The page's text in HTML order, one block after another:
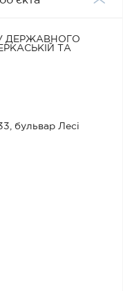
ДЕРЖАВНОГО
ТА
бульвар Лесі